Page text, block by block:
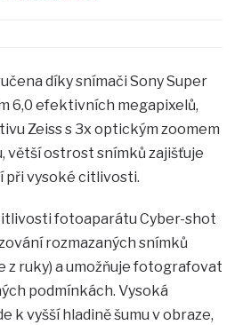
díky snímači Sony Super
6,0 efektivních megapixelů,
Zeiss s 3x optickým zoomem
větší ostrost snímků zajišťuje
při vysoké citlivosti.
fotoaparátu Cyber-shot
rozmazaných snímků
z ruky) a umožňuje fotografovat
podmínkách. Vysoká
k vyšší hladině šumu v obraze,